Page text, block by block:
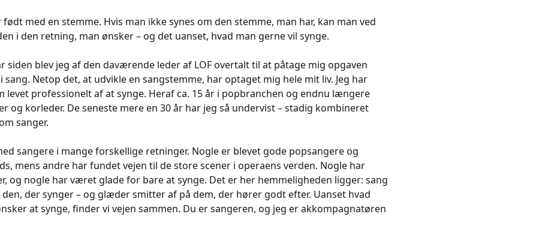
med en stemme. Hvis man ikke synes om den stemme, man har, kan man ved
i den retning, man ønsker – og det uanset, hvad man gerne vil synge.
siden blev jeg af den daværende leder af LOF overtalt til at påtage mig opgaven
sang. Netop det, at udvikle en sangstemme, har optaget mig hele mit liv. Jeg har
levet professionelt af at synge. Heraf ca. 15 år i popbranchen og endnu længere
og korleder. De seneste mere en 30 år har jeg så undervist – stadig kombineret
sanger.
sangere i mange forskellige retninger. Nogle er blevet gode popsangere og
mens andre har fundet vejen til de store scener i operaens verden. Nogle har
og nogle har været glade for bare at synge. Det er her hemmeligheden ligger: sang
der synger – og glæder smitter af på dem, der hører godt efter. Uanset hvad
at synge, finder vi vejen sammen. Du er sangeren, og jeg er akkompagnatøren